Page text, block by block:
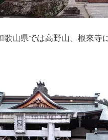
歌山県では高野山、根來寺